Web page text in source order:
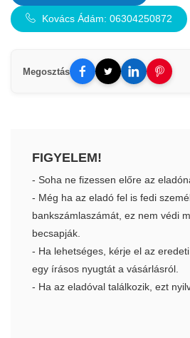
Kovács Ádám: 06304250872
Megosztás
FIGYELEM!
- Soha ne fizessen előre az
- Még ha az eladó fel is fedi
bankszámlaszámát, ez nem védi
becsapják.
- Ha lehetséges, kérje el az
egy írásos nyugtát a vásárlásról.
- Ha az eladóval találkozik, ezt